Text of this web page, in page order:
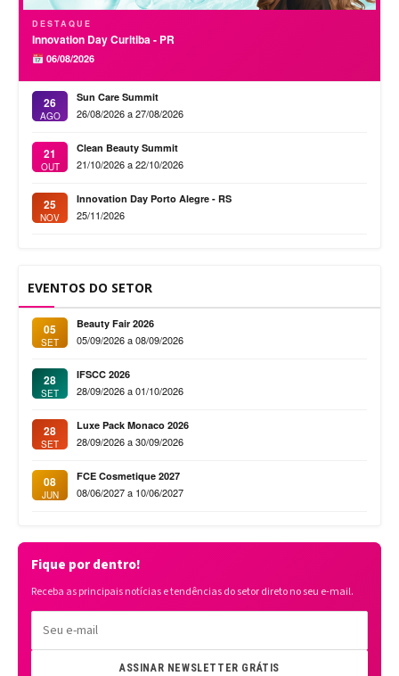
DESTAQUE
Innovation Day Curitiba - PR
06/08/2026
26
AGO
Sun Care Summit
26/08/2026 a 27/08/2026
21
OUT
Clean Beauty Summit
21/10/2026 a 22/10/2026
25
NOV
Innovation Day Porto Alegre - RS
25/11/2026
EVENTOS DO SETOR
05
SET
Beauty Fair 2026
05/09/2026 a 08/09/2026
28
SET
IFSCC 2026
28/09/2026 a 01/10/2026
28
SET
Luxe Pack Monaco 2026
28/09/2026 a 30/09/2026
08
JUN
FCE Cosmetique 2027
08/06/2027 a 10/06/2027
Fique por dentro!
Receba as principais notícias e tendências do setor direto no seu e-mail.
ASSINAR NEWSLETTER GRÁTIS